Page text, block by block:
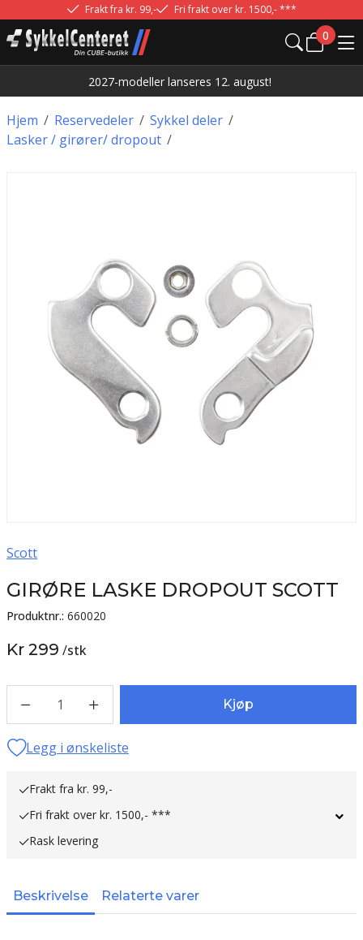
Frakt fra kr. 99,- Fri frakt over kr. 1500,- ***
0
2027-modeller lanseres 12. august!
/
Hjem /
Reservedeler /
Sykkel deler
/
Lasker / girører/ dropout
Scott
GIRØRE LASKE DROPOUT SCOTT
Produktnr.: 660020
Kr 299 /stk
1 Kjøp
Legg i ønskeliste
Frakt fra kr. 99,-
Fri frakt over kr. 1500,- ***
Rask levering
Beskrivelse Relaterte varer